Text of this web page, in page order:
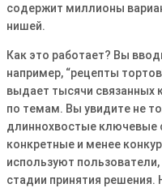
содержит миллионы
нишей.
Как это работает? Вы
например, “рецепты
выдает тысячи связанных
по темам. Вы увидите не
длиннохвостые ключевые
конкретные и менее
используют
стадии принятия